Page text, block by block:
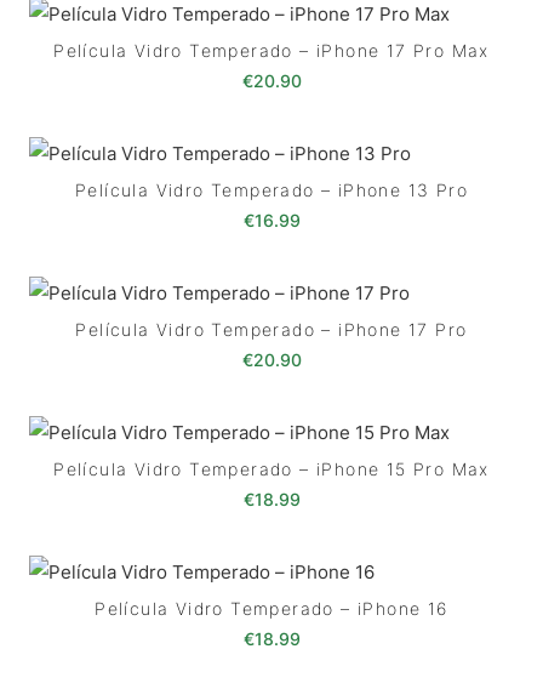
Película Vidro Temperado – iPhone 17 Pro Max
€20.90
Película Vidro Temperado – iPhone 13 Pro
€16.99
Película Vidro Temperado – iPhone 17 Pro
€20.90
Película Vidro Temperado – iPhone 15 Pro Max
€18.99
Película Vidro Temperado – iPhone 16
€18.99